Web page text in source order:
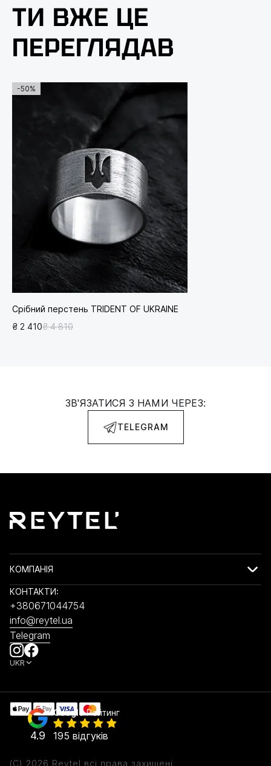
ТИ ВЖЕ ЦЕ
ПЕРЕГЛЯДАВ
-50%
Срібний перстень TRIDENT OF UKRAINE
₴ 2 410₴ 4 810
ЗВ'ЯЗАТИСЯ З НАМИ ЧЕРЕЗ:
TELEGRAM
КОМПАНІЯ
КОНТАКТИ:
+380671044754
info@reytel.ua
Telegram
UKR
(C) 2026 Reytel всі права захищені
4.9
GoogleРейтинг
195 відгуків